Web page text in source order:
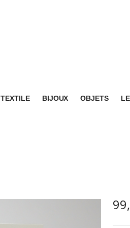
TEXTILE BIJOUX OBJETS